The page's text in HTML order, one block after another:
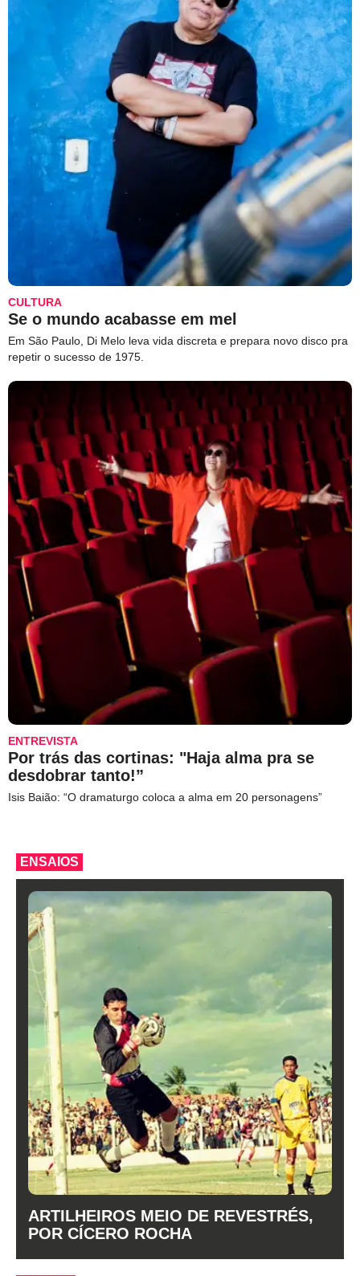
CULTURA
Se o mundo acabasse em mel
Em São Paulo, Di Melo leva vida discreta e prepara novo disco pra
repetir o sucesso de 1975.
ENTREVISTA
Por trás das cortinas: "Haja alma pra se
desdobrar tanto!”
Isis Baião: “O dramaturgo coloca a alma em 20 personagens”
ENSAIOS
ARTILHEIROS MEIO DE REVESTRÉS,
POR CÍCERO ROCHA